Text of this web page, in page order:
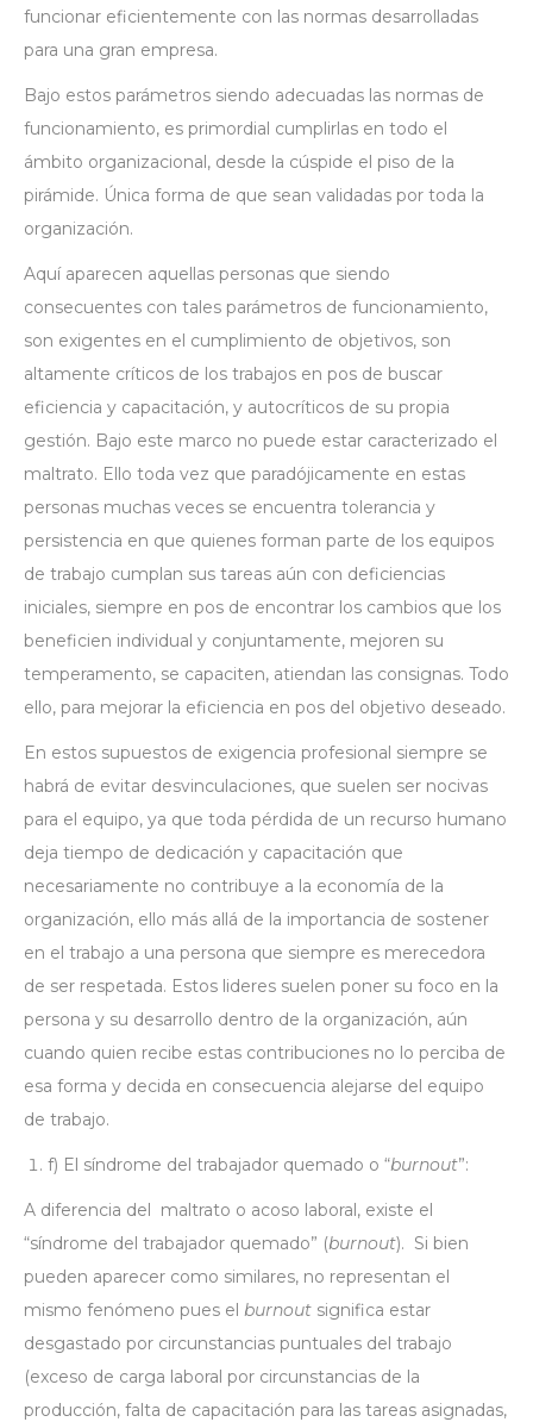
funcionar eficientemente con las normas desarrolladas
para una gran empresa.
Bajo estos parámetros siendo adecuadas las normas de
funcionamiento, es primordial cumplirlas en todo el
ámbito organizacional, desde la cúspide el piso de la
pirámide. Única forma de que sean validadas por toda la
organización.
Aquí aparecen aquellas personas que siendo
consecuentes con tales parámetros de funcionamiento,
son exigentes en el cumplimiento de objetivos, son
altamente críticos de los trabajos en pos de buscar
eficiencia y capacitación, y autocríticos de su propia
gestión. Bajo este marco no puede estar caracterizado el
maltrato. Ello toda vez que paradójicamente en estas
personas muchas veces se encuentra tolerancia y
persistencia en que quienes forman parte de los equipos
de trabajo cumplan sus tareas aún con deficiencias
iniciales, siempre en pos de encontrar los cambios que los
beneficien individual y conjuntamente, mejoren su
temperamento, se capaciten, atiendan las consignas. Todo
ello, para mejorar la eficiencia en pos del objetivo deseado.
En estos supuestos de exigencia profesional siempre se
habrá de evitar desvinculaciones, que suelen ser nocivas
para el equipo, ya que toda pérdida de un recurso humano
deja tiempo de dedicación y capacitación que
necesariamente no contribuye a la economía de la
organización, ello más allá de la importancia de sostener
en el trabajo a una persona que siempre es merecedora
de ser respetada. Estos lideres suelen poner su foco en la
persona y su desarrollo dentro de la organización, aún
cuando quien recibe estas contribuciones no lo perciba de
esa forma y decida en consecuencia alejarse del equipo
de trabajo.
f) El síndrome del trabajador quemado o “burnout”:
A diferencia del maltrato o acoso laboral, existe el
“síndrome del trabajador quemado” (burnout). Si bien
pueden aparecer como similares, no representan el
mismo fenómeno pues el burnout significa estar
desgastado por circunstancias puntuales del trabajo
(exceso de carga laboral por circunstancias de la
producción, falta de capacitación para las tareas asignadas,